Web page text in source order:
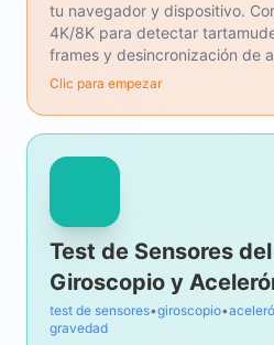
tu navegador y dispositivo.
4K/8K para detectar
frames y desincronización de
Clic para empezar
Test de Sensores
Giroscopio y
test de sensores•giroscopio•
gravedad